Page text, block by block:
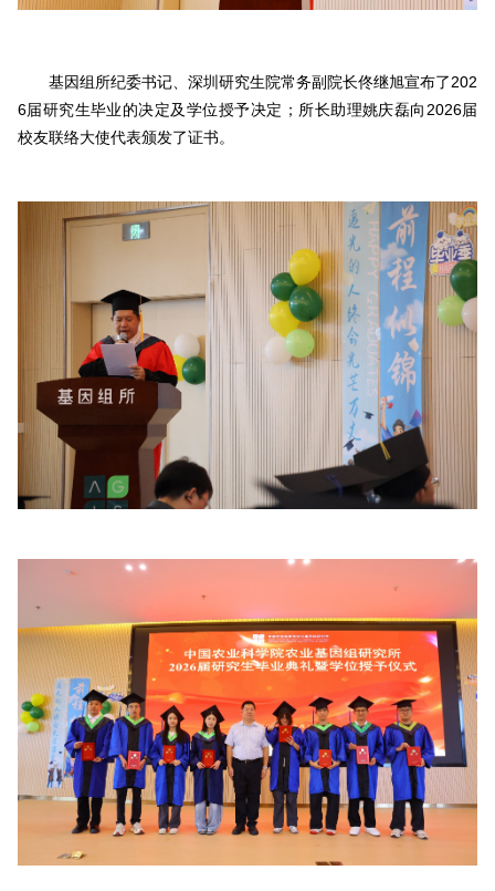
基因组所纪委书记、深圳研究生院常务副院长佟继旭宣布了202
6届研究生毕业的决定及学位授予决定；所长助理姚庆磊向2026届
校友联络大使代表颁发了证书。